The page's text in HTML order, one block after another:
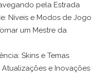
pela Estrada
Níveis e Modos de Jogo
um Mestre da
Skins e Temas
e Inovações